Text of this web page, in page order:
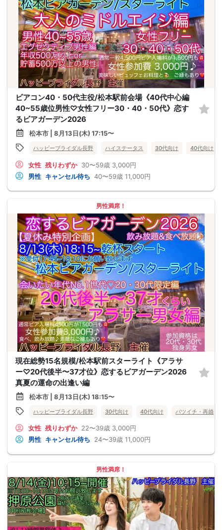
ビアコン40・50代主役/松本駅前会場《40代中心編
40~55歳位男性♡女性フリー30・40・50代》恋す
るビアガーデン2026
松本市 | 8月13日(木) 17:15〜
ハッピーブライダル長野 ハイステータス 30代向け 40代向け
女性 残りわずか 30〜59歳 3,000円
男性 キャンセル待ち 40〜59歳 11,000円
男性満席！
現在総勢15名規模/松本駅前スターライト《アラサ
ー♡20代後半〜37才位》恋するビアガーデン2026
真夏の運命の出逢い編
松本市 | 8月13日(木) 18:15〜
ハッピーブライダル長野 30代向け 40代向け バツイチ・再婚
女性 残りわずか 22〜39歳 3,000円
男性 キャンセル待ち 24〜39歳 11,000円
男性満席！